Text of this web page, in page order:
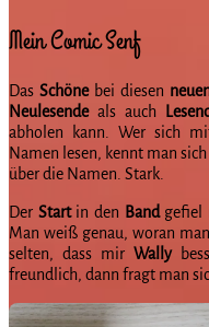
Mein Comic Senf
Das Schönebei diesen
Neulesendeals auch
abholen kann. Wer sich
Namen lesen, kennt man
über die Namen. Stark.
Der Startin den Bandgefiel
Man weiß genau, woran
selten, dass mir Wally
freundlich, dann fragt man